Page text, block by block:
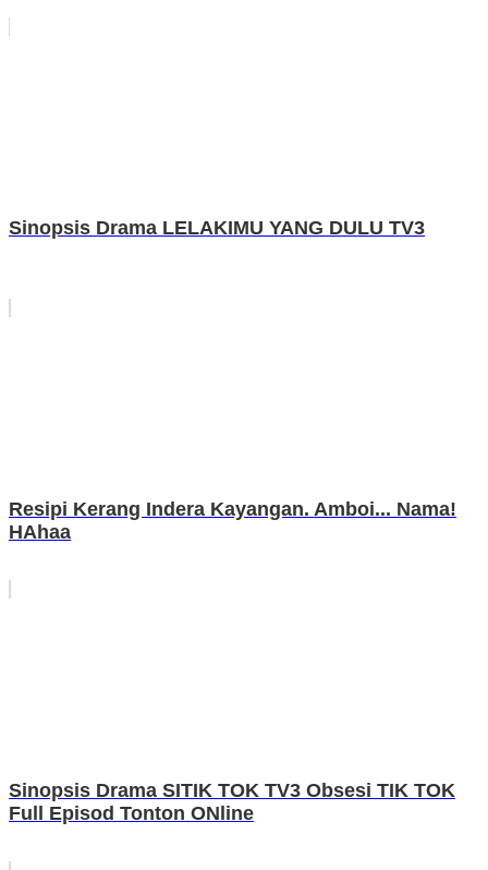
Sinopsis Drama LELAKIMU YANG DULU TV3
Resipi Kerang Indera Kayangan. Amboi... Nama!
HAhaa
Sinopsis Drama SITIK TOK TV3 Obsesi TIK TOK
Full Episod Tonton ONline